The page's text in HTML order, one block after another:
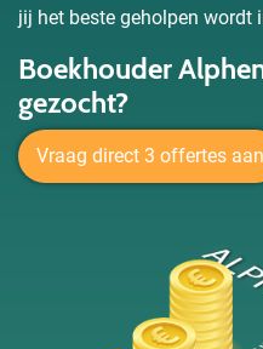
jij het beste geholpen wordt
Boekhouder
gezocht?
Vraag direct 3 offertes aan